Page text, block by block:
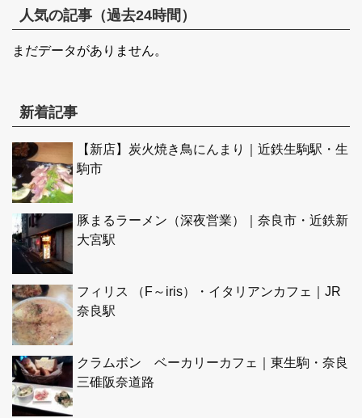
人気の記事（過去24時間）
まだデータがありません。
新着記事
【新店】炭火焼き鳥にんまり｜近鉄生駒駅・生
駒市
豚まるラーメン（深夜営業）｜奈良市・近鉄新
大宮駅
フィリス （F～iris）・イタリアンカフェ｜JR
奈良駅
クラムボン ベーカリーカフェ｜東生駒・奈良
三碓阪奈道路